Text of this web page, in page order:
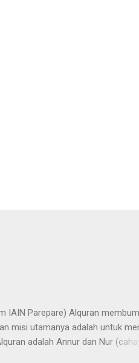
IAIN Parepare) Alquran
misi utamanya adalah untuk
adalah Annur dan Nur